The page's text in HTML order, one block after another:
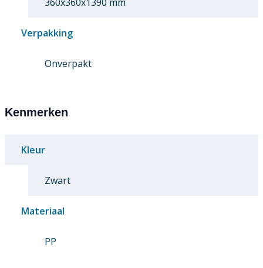
Verpakking
Onverpakt
Kenmerken
Kleur
Zwart
Materiaal
PP